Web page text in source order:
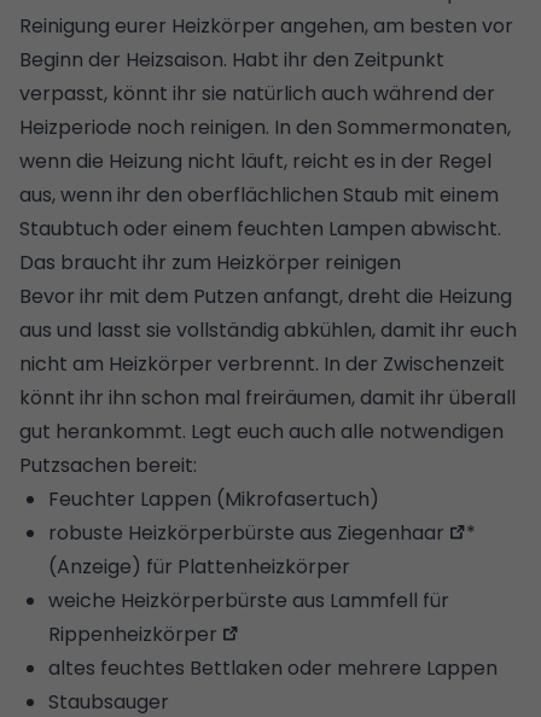
Reinigung eurer Heizkörper angehen, am besten vor
Beginn der Heizsaison. Habt ihr den Zeitpunkt
verpasst, könnt ihr sie natürlich auch während der
Heizperiode noch reinigen. In den Sommermonaten,
wenn die Heizung nicht läuft, reicht es in der Regel
aus, wenn ihr den oberflächlichen Staub mit einem
Staubtuch oder einem feuchten Lampen abwischt.
Das braucht ihr zum Heizkörper reinigen
Bevor ihr mit dem Putzen anfangt, dreht die Heizung
aus und lasst sie vollständig abkühlen, damit ihr euch
nicht am Heizkörper verbrennt. In der Zwischenzeit
könnt ihr ihn schon mal freiräumen, damit ihr überall
gut herankommt. Legt euch auch alle notwendigen
Putzsachen bereit:
Feuchter Lappen (Mikrofasertuch)
robuste Heizkörperbürste aus Ziegenhaar
*
(Anzeige) für Plattenheizkörper
weiche Heizkörperbürste aus Lammfell für
Rippenheizkörper
altes feuchtes Bettlaken oder mehrere Lappen
Staubsauger